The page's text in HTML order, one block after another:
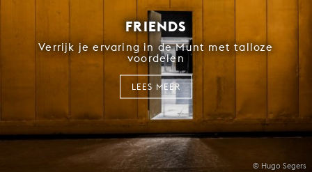
© Hugo Segers
FRIENDS
Verrijk je ervaring in de Munt met talloze
voordelen
LEES MEER